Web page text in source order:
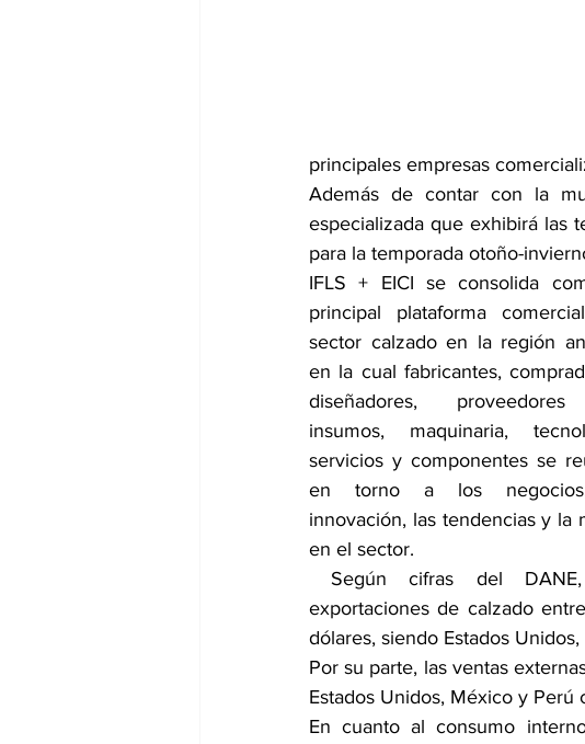
principales empresas
Además de contar con la
especializada que exhibirá las
para la temporada otoño-
IFLS + EICI se consolida
principal plataforma
sector calzado en la región
en la cual fabricantes,
diseñadores,
insumos, maquinaria,
servicios y componentes se
en torno a los
innovación, las tendencias y la
en el sector.
Según cifras del DANE, las
exportaciones de calzado
dólares, siendo Estados
Por su parte, las ventas
Estados Unidos, México y
En cuanto al consumo